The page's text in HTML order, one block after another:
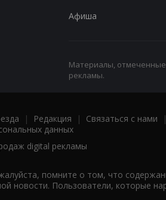
Афиша
Материалы,
рекламы.
| Редакция | Связаться с нами |
данных
digital рекламы
помните о том, что
новости. Пользователи, которые